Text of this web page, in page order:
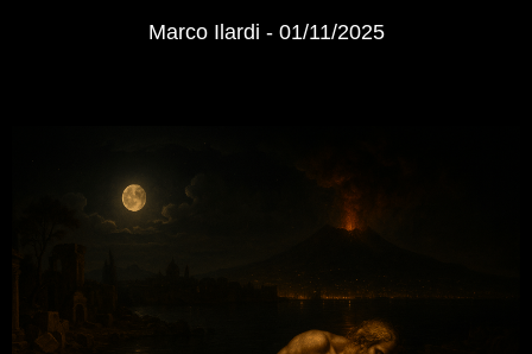
Marco Ilardi 01/11/2025